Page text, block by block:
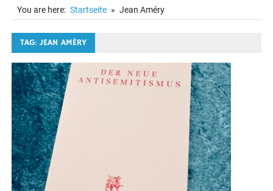
You are here: Startseite Jean Améry
TAG: JEAN AMÉRY